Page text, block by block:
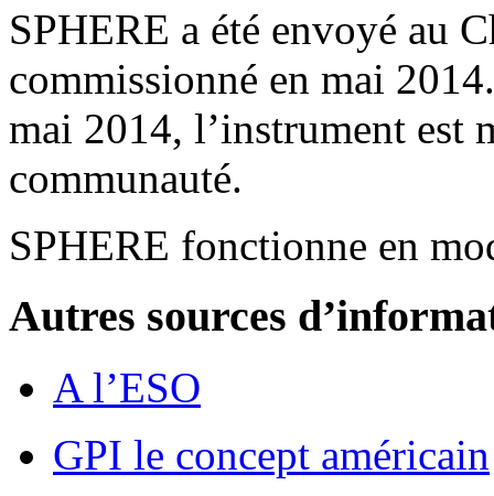
SPHERE a été envoyé au
commissionné en mai
mai 2014, l’instrument est
communauté.
SPHERE fonctionne en
Autres sources
A l’ESO
GPI le concept américain